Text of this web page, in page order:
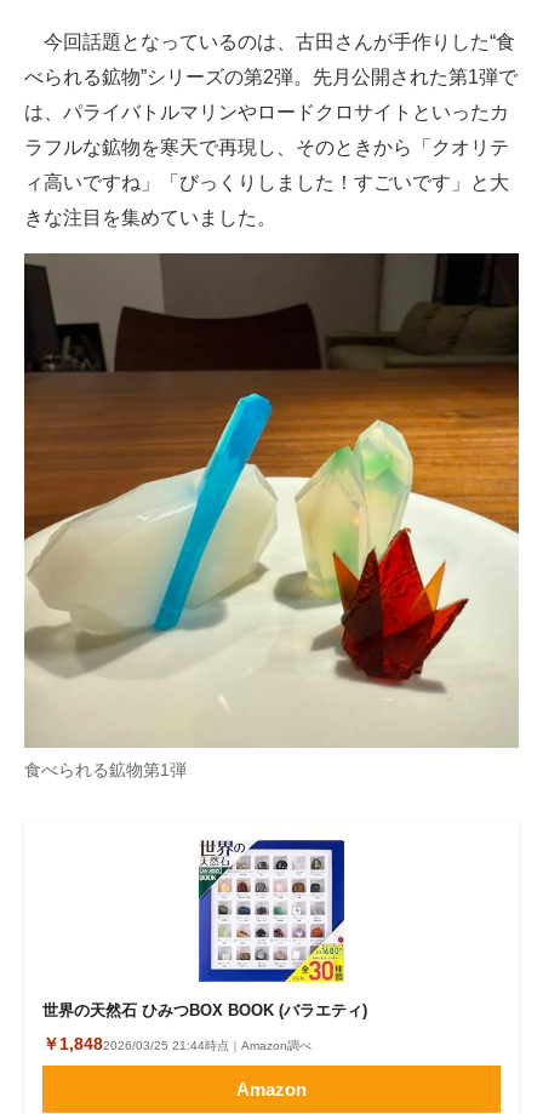
エネルギーの専門メディア
ちょっと気になるネットの話題
今回話題となっているのは、古田さんが手作りした“食
べられる鉱物”シリーズの第2弾。先月公開された第1弾で
は、パライバトルマリンやロードクロサイトといったカ
ラフルな鉱物を寒天で再現し、そのときから「クオリテ
ィ高いですね」「びっくりしました！すごいです」と大
きな注目を集めていました。
食べられる鉱物第1弾
世界の天然石 ひみつBOX BOOK (バラエティ)
￥1,8482026/03/25 21:44時点｜Amazon調べ
Amazon